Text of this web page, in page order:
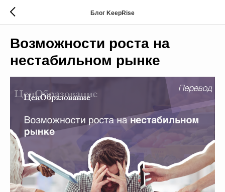
Блог KeepRise
Возможности роста на
нестабильном рынке